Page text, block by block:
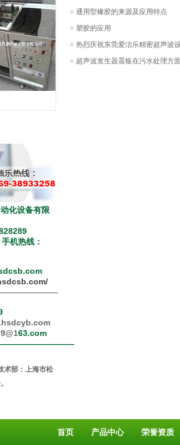
清洗机
化设备有限
机热线：
63.com
术部：上海市松
通用型橡胶的来源及应用特点
塑胶的应用
热烈庆祝东莞爱洁乐精密超声波
超声波发生器震板在污水处理方
首页 产品中心 荣誉资质